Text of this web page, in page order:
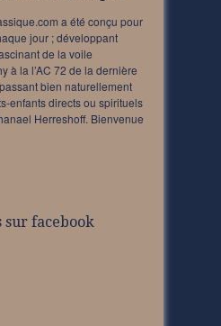
a été conçu pour
jour ; développant
de la voile
à la l’AC 72 de la dernière
bien naturellement
enfants directs ou spirituels
Herreshoff. Bienvenue
sur facebook